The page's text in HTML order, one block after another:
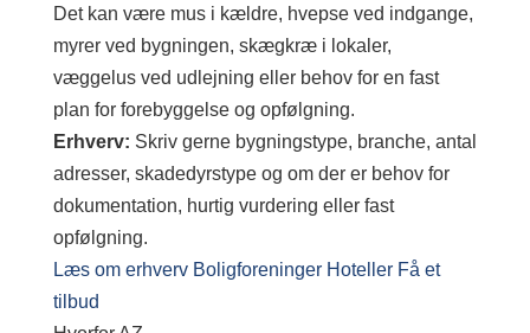
Det kan være mus i kældre, hvepse ved indgange,
myrer ved bygningen, skægkræ i lokaler,
væggelus ved udlejning eller behov for en fast
plan for forebyggelse og opfølgning.
Erhverv: Skriv gerne bygningstype, branche, antal
adresser, skadedyrstype og om der er behov for
dokumentation, hurtig vurdering eller fast
opfølgning.
Læs om erhverv Boligforeninger Hoteller Få et
tilbud